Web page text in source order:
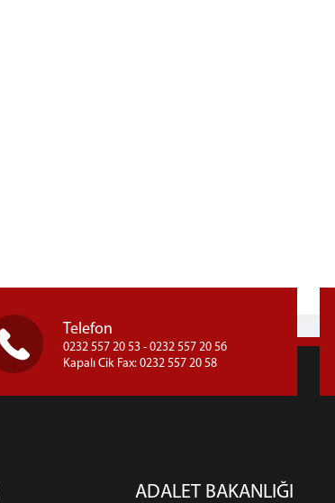
Telefon
0232 557 20 53 - 0232 557 20 56
Kapalı Cik Fax: 0232 557 20 58
ADALET BAKANLIĞI